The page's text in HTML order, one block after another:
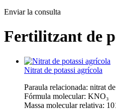
Enviar la consulta
Fertilitzant de
Nitrat de potassi agrícola
Paraula relacionada: nitrat
Fórmula molecular: KNO₃
Massa molecular relativa: